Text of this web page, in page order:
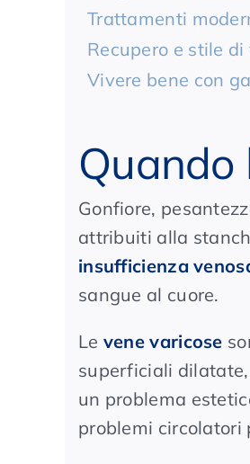
Trattamenti
Recupero e stile
Vivere bene con
Quando
Gonfiore,
attribuiti alla
insufficienza
sangue al cuore.
Le vene varicose
superficiali
un problema
problemi circolatori